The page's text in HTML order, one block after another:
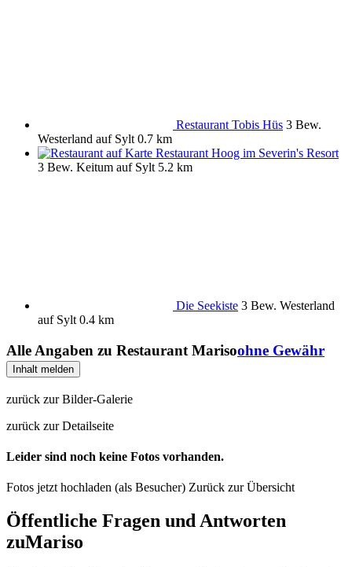
Restaurant Tobis Hüs 3 Bew.
Westerland auf Sylt 0.7 km
Restaurant Hoog im Severin's Resort
3 Bew. Keitum auf Sylt 5.2 km
Die Seekiste 3 Bew. Westerland
auf Sylt 0.4 km
Alle Angaben zu Restaurant Marisoohne Gewähr
Inhalt melden
zurück zur Bilder-Galerie
zurück zur Detailseite
Leider sind noch keine Fotos vorhanden.
Fotos jetzt hochladen (als Besucher) Zurück zur Übersicht
Öffentliche Fragen und Antworten
zuMariso